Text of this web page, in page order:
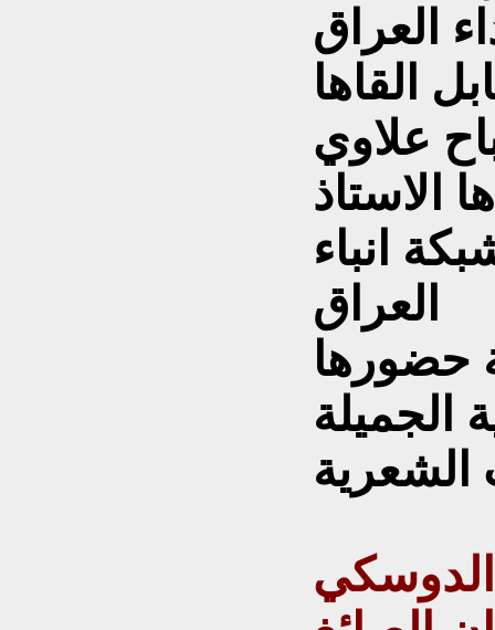
العراق
القاها
علاوي
الاستاذ
انباء
العراق
حضورها
الجميلة